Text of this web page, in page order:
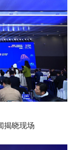
揭晓现场